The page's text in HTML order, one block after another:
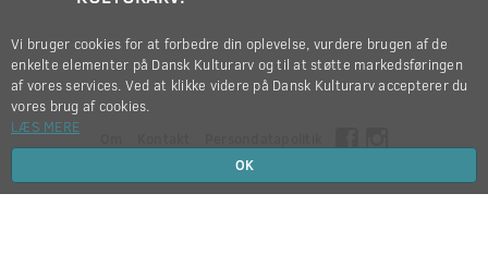
Copyright © 2012-2026
Vi bruger cookies for at forbedre din oplevelse, vurdere brugen af de
enkelte elementer på Dansk Kulturarv og til at støtte markedsføringen
af vores services. Ved at klikke videre på Dansk Kulturarv accepterer du
vores brug af cookies.
LÆS MERE
OK